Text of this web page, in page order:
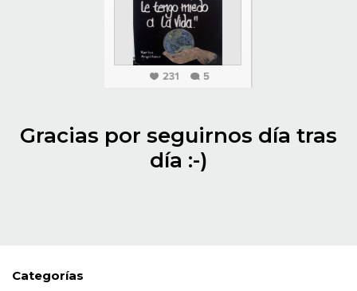
Gracias por seguirnos día tras
día :-)
Categorías